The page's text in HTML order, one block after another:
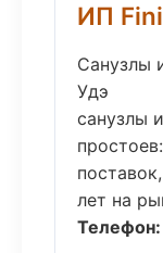
ИП
Санузлы
Удэ
санузлы
лет на
Телефон: